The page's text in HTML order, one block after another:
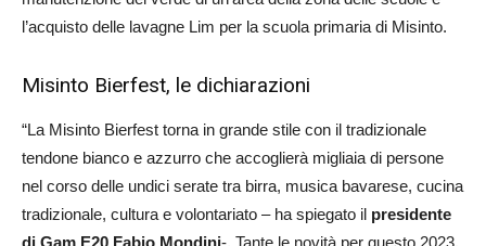
l’acquisto delle lavagne Lim per la scuola primaria di Misinto.
Misinto Bierfest, le dichiarazioni
“La Misinto Bierfest torna in grande stile con il tradizionale
tendone bianco e azzurro che accoglierà migliaia di persone
nel corso delle undici serate tra birra, musica bavarese, cucina
tradizionale, cultura e volontariato – ha spiegato il presidente
di Gam E20 Fabio Mondini-. Tante le novità per questo 2023.